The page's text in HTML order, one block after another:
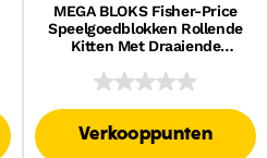
MEGA BLOKS Fisher-Price
Speelgoedblokken Rollende
Kitten Met Draaiende
Kinderen
Verkooppunten